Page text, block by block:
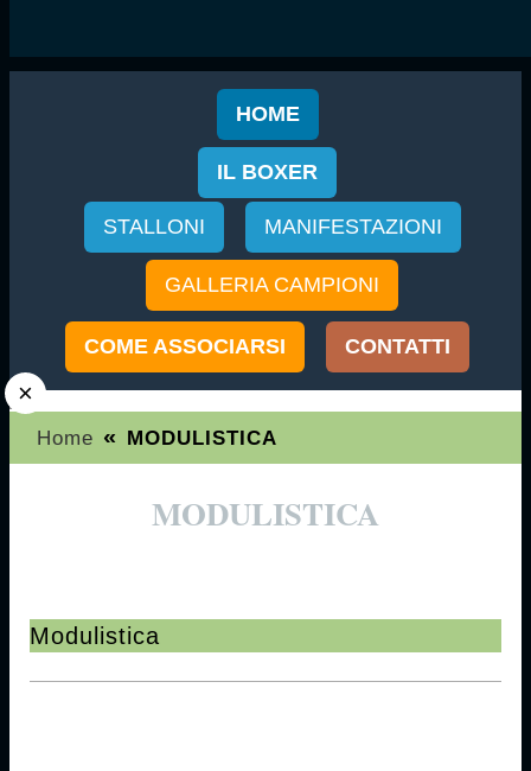
HOME
IL BOXER
STALLONI MANIFESTAZIONI
GALLERIA CAMPIONI
COME ASSOCIARSI CONTATTI
×
Home « MODULISTICA
MODULISTICA
Modulistica